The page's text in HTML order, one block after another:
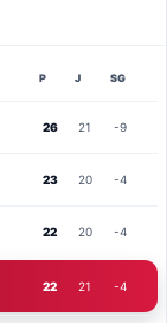
P J SG
26 21 -9
23 20 -4
22 20 -4
22 21 -4